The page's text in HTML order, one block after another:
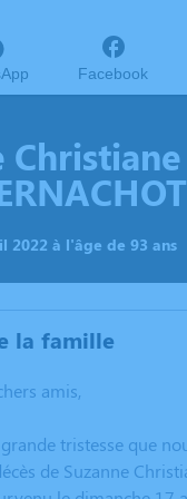
Facebook
Christiane
2022 à l'âge de 93 ans
la famille
amis,
grande tristesse que
de Suzanne